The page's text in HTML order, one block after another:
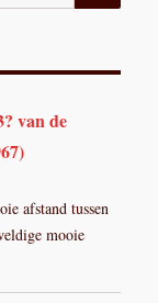
van de
afstand tussen
mooie